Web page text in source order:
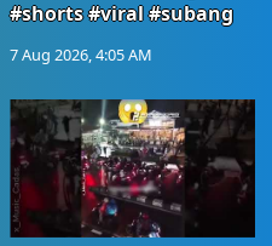
#shorts #viral #subang
7 Aug 2026, 4:05 AM